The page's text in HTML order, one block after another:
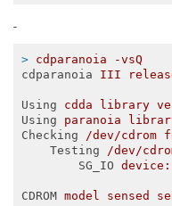
-
> cdparanoia -vsQ
cdparanoia
III
Using
cdda library
Using
paranoia
Checking
/dev/cdrom
Testing
/dev/
SG_IO
CDROM model sensed